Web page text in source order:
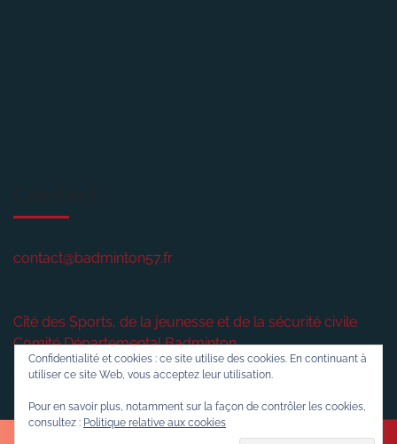
contact@badminton57.fr
Cité des Sports, de la jeunesse et de la sécurité civile
Comité Départemental Badminton
2 rue plénière
Confidentialité et cookies : ce site utilise des cookies. En continuant à
utiliser ce site Web, vous acceptez leur utilisation.
Pour en savoir plus, notamment sur la façon de contrôler les cookies,
consultez : Politique relative aux cookies